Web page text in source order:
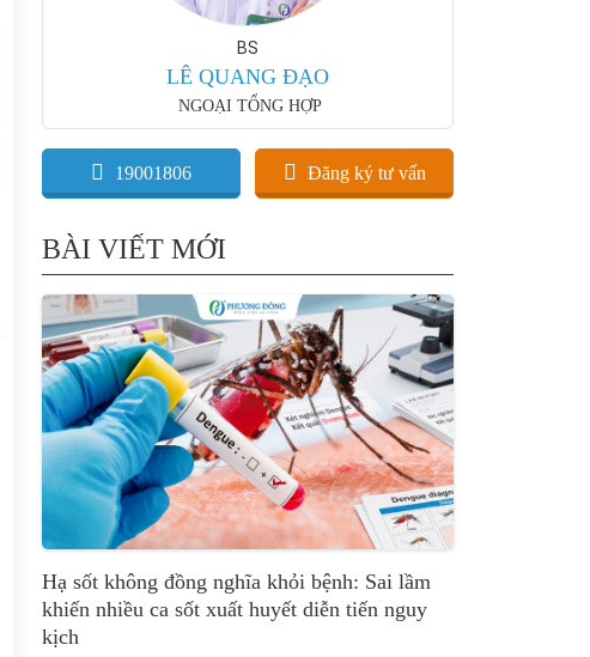
BS
LÊ QUANG ĐẠO
NGOẠI TỔNG HỢP
19001806 Đăng ký tư vấn
BÀI VIẾT MỚI
Hạ sốt không đồng nghĩa khỏi bệnh: Sai lầm
khiến nhiều ca sốt xuất huyết diễn tiến nguy
kịch